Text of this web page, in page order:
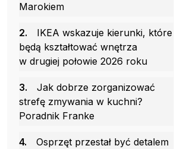
Marokiem
2.
IKEA wskazuje kierunki, które
będą kształtować wnętrza
w drugiej połowie 2026 roku
3.
Jak dobrze zorganizować
strefę zmywania w kuchni?
Poradnik Franke
4.
Osprzęt przestał być detalem